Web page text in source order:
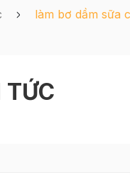
làm bơ dầm sữa